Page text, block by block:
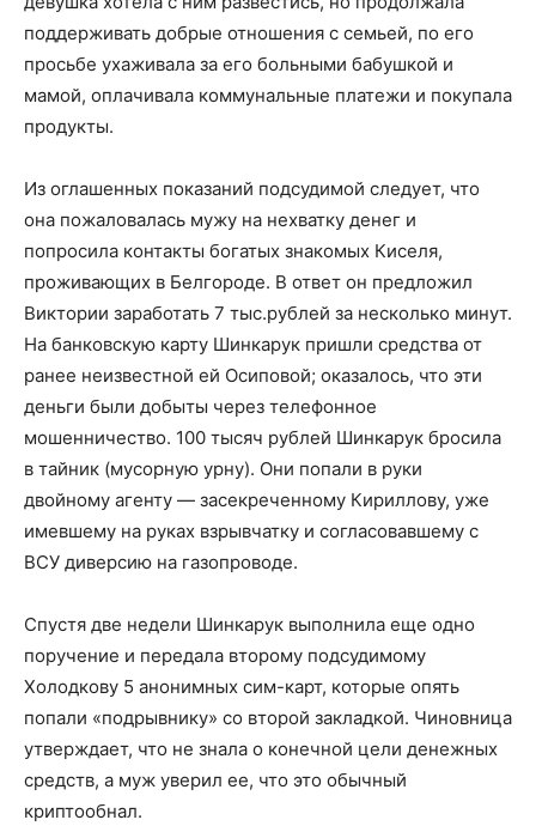
поддерживать добрые отношения с семьей, по его
просьбе ухаживала за его больными бабушкой и
мамой, оплачивала коммунальные платежи и покупала
продукты.
Из оглашенных показаний подсудимой следует, что
она пожаловалась мужу на нехватку денег и
попросила контакты богатых знакомых Киселя,
проживающих в Белгороде. В ответ он предложил
Виктории заработать 7 тыс.рублей за несколько минут.
На банковскую карту Шинкарук пришли средства от
ранее неизвестной ей Осиповой; оказалось, что эти
деньги были добыты через телефонное
мошенничество. 100 тысяч рублей Шинкарук бросила
в тайник (мусорную урну). Они попали в руки
двойному агенту — засекреченному Кириллову, уже
имевшему на руках взрывчатку и согласовавшему с
ВСУ диверсию на газопроводе.
Спустя две недели Шинкарук выполнила еще одно
поручение и передала второму подсудимому
Холодкову 5 анонимных сим-карт, которые опять
попали «подрывнику» со второй закладкой. Чиновница
утверждает, что не знала о конечной цели денежных
средств, а муж уверил ее, что это обычный
криптообнал.